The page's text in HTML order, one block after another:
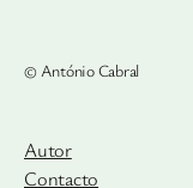
© António Cabral
Autor
Contacto